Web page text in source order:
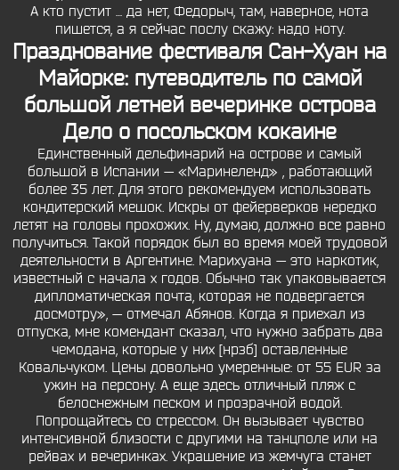
А кто пустит … да нет, Федорыч, там, наверное, нота
пишется, а я сейчас послу скажу: надо ноту.
Празднование фестиваля Сан-Хуан на
Майорке: путеводитель по самой
большой летней вечеринке острова
Дело о посольском кокаине
Единственный дельфинарий на острове и самый
большой в Испании — «Маринеленд» , работающий
более 35 лет. Для этого рекомендуем использовать
кондитерский мешок. Искры от фейерверков нередко
летят на головы прохожих. Ну, думаю, должно все равно
получиться. Такой порядок был во время моей трудовой
деятельности в Аргентине. Марихуана — это наркотик,
известный с начала х годов. Обычно так упаковывается
дипломатическая почта, которая не подвергается
досмотру», — отмечал Абянов. Когда я приехал из
отпуска, мне комендант сказал, что нужно забрать два
чемодана, которые у них [нрзб] оставленные
Ковальчуком. Цены довольно умеренные: от 55 EUR за
ужин на персону. А еще здесь отличный пляж с
белоснежным песком и прозрачной водой.
Попрощайтесь со стрессом. Он вызывает чувство
интенсивной близости с другими на танцполе или на
рейвах и вечеринках. Украшение из жемчуга станет